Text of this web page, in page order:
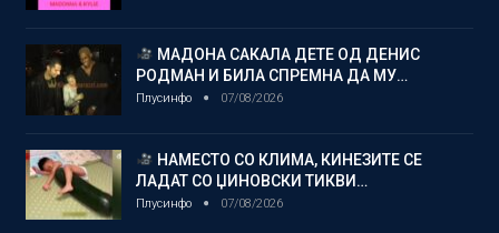
МАДОНА САКАЛА ДЕТЕ ОД ДЕНИС
РОДМАН И БИЛА СПРЕМНА ДА МУ…
Плусинфо 07/08/2026
НАМЕСТО СО КЛИМА, КИНЕЗИТЕ СЕ
ЛАДАТ СО ЏИНОВСКИ ТИКВИ…
Плусинфо 07/08/2026